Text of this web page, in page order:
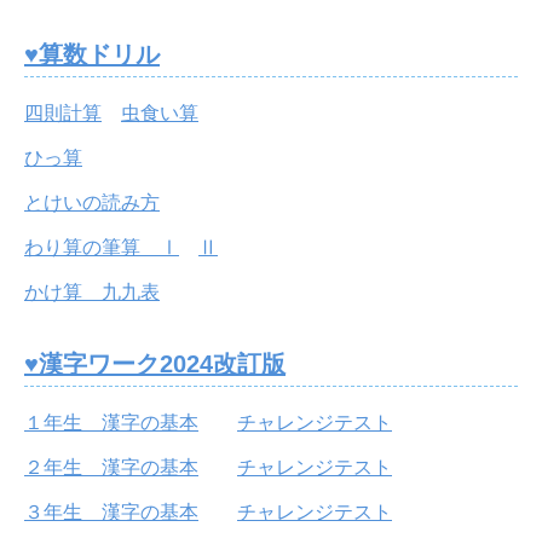
♥算数ドリル
四則計算 虫食い算
ひっ算
とけいの読み方
わり算の筆算 Ⅰ Ⅱ
かけ算 九九表
♥漢字ワーク2024改訂版
１年生 漢字の基本 チャレンジテスト
２年生 漢字の基本 チャレンジテスト
３年生 漢字の基本 チャレンジテスト